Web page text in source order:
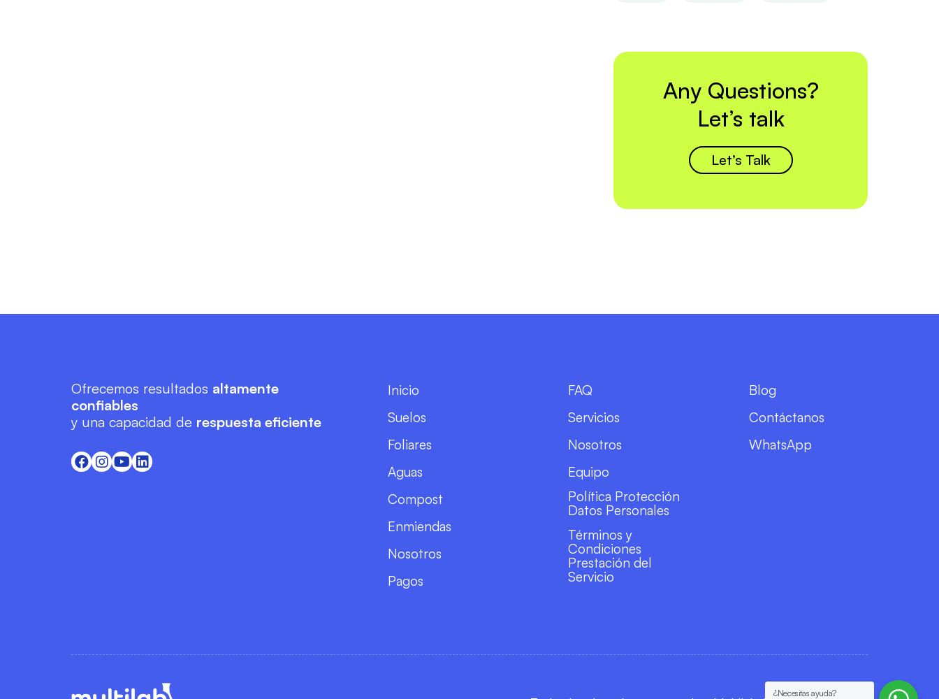
Any Questions?
Let’s talk
Let’s Talk
Ofrecemos resultados altamente
confiables
y una capacidad de respuesta eficiente
Inicio
Suelos
Foliares
Aguas
Compost
Enmiendas
Nosotros
Pagos
FAQ
Servicios
Nosotros
Equipo
Política Protección
Datos Personales
Términos y
Condiciones
Prestación del
Servicio
Blog
Contáctanos
WhatsApp
¿Necesitas ayuda?